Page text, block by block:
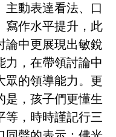
主動表達看法、口
寫作水平提升，此
論中更展現出敏銳
力，在帶領討論中
眾的領導能力。更
是，孩子們更懂生
等，時時謹記行三